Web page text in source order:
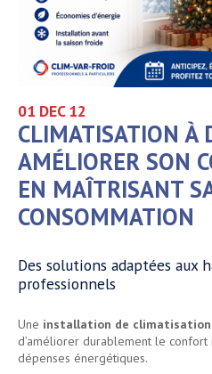
01 DEC12
CLIMATISATION À
AMÉLIORER SON
EN MAÎTRISANT
CONSOMMATION
Des solutions adaptées aux
professionnels
Une installation de
d’améliorer durablement le
dépenses énergétiques.